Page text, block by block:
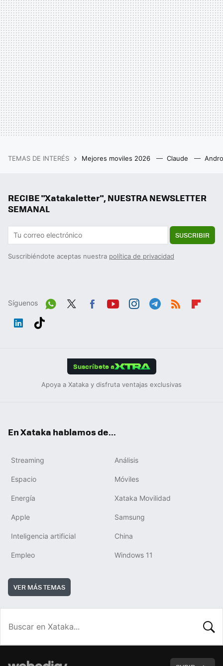
TEMAS DE INTERÉS Mejores moviles 2026 Claude
RECIBE "Xatakaletter", NUESTRA NEWSLETTER
SEMANAL
SUSCRIBIR
Suscribiéndote aceptas nuestra política de privacidad
Síguenos
Wh
Suscríbete a
Apoya a Xataka y disfruta ventajas exclusivas
En Xataka hablamos de...
Streaming Análisis
Espacio Móviles
Energía Xataka Movilidad
Apple Samsung
Inteligencia artificial China
Empleo Windows 11
VER MÁS TEMAS